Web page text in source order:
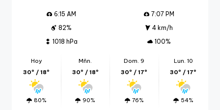
6:15 AM
7:07 PM
82%
4 km/h
1018 hPa
100%
Hoy
30º / 18º
80%
Mñn.
30º / 18º
90%
Dom. 9
30º / 17º
76%
Lun. 10
30º / 17º
54%